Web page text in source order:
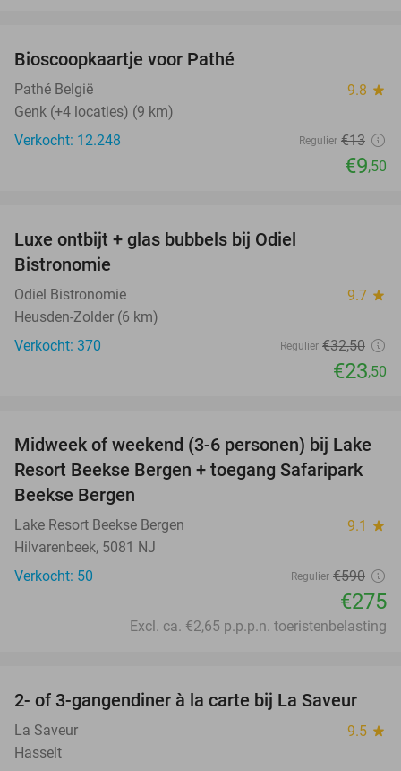
Bioscoopkaartje voor Pathé
Pathé België 9.8 star
Genk (+4 locaties) (9 km)
Verkocht: 12.248
Regulier €13
€9,50
Luxe ontbijt + glas bubbels bij Odiel
Bistronomie
Odiel Bistronomie 9.7 star
Heusden-Zolder (6 km)
Verkocht: 370
Regulier €32,50
€23,50
53%
Midweek of weekend (3-6 personen) bij Lake
Resort Beekse Bergen + toegang Safaripark
Beekse Bergen
Lake Resort Beekse Bergen 9.1 star
Hilvarenbeek, 5081 NJ
Verkocht: 50
Regulier €590
€275
Excl. ca. €2,65 p.p.p.n. toeristenbelasting
42%
2- of 3-gangendiner à la carte bij La Saveur
La Saveur 9.5 star
Hasselt